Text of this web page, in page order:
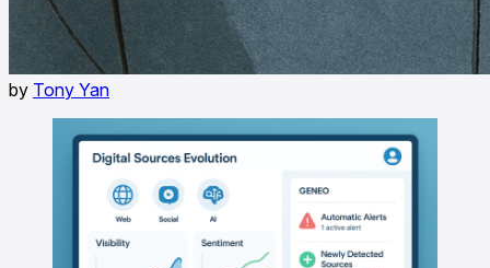
by Tony Yan